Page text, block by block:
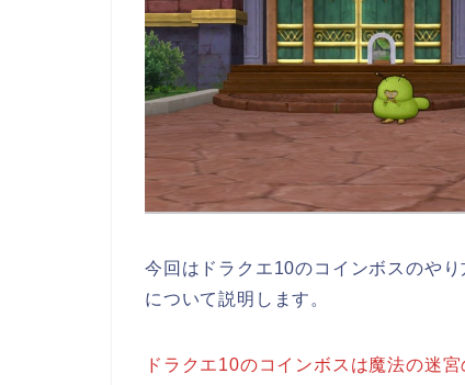
今回はドラクエ10のコインボスのや
について説明します。
ドラクエ10のコインボスは魔法の迷